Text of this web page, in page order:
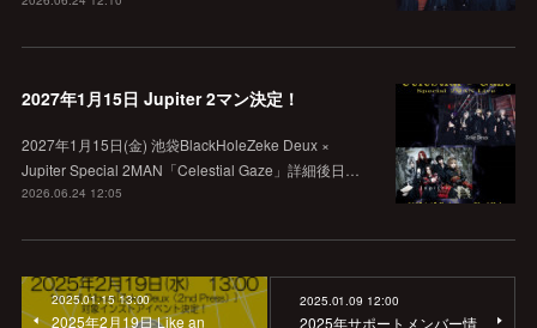
2027年1月15日 Jupiter 2マン決定！
2027年1月15日(金) 池袋BlackHoleZeke Deux ×
Jupiter Special 2MAN「Celestial Gaze」詳細後日…
2026.06.24 12:05
2025.01.15 13:00
2025年2月19日 Like an
2025.01.09 12:00
2025年サポートメンバー情